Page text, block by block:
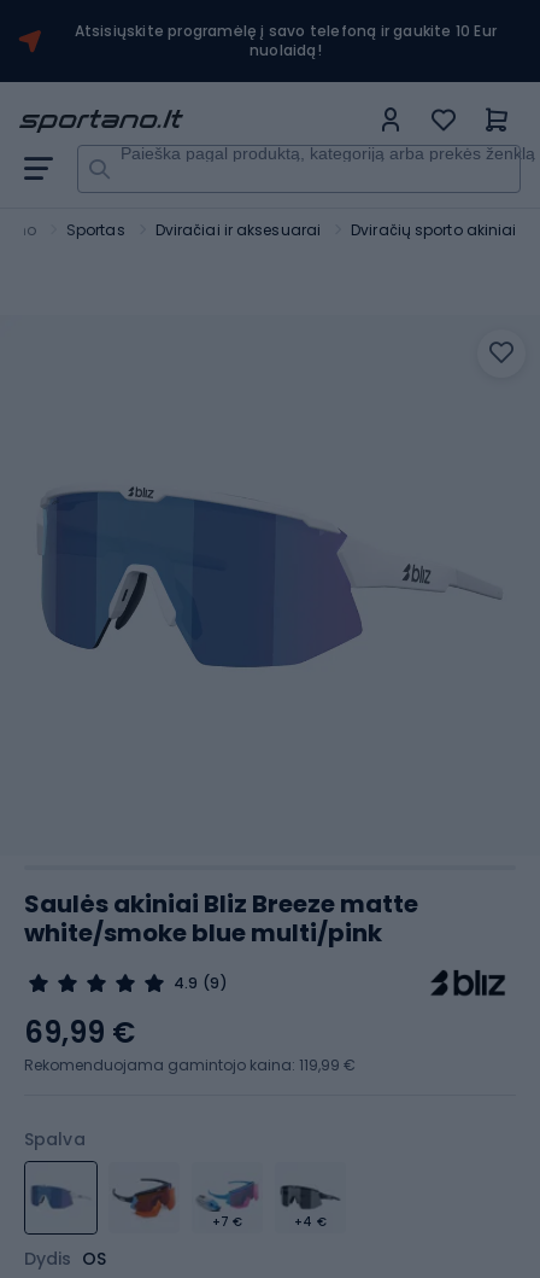
Atsisiųskite programėlę į savo telefoną ir gaukite 10 Eur
nuolaidą!
Paieška pagal produktą, kategoriją arba prekės ženklą
Sportas Dviračiai ir aksesuarai Dviračių sporto akiniai
Saulės akiniai Bliz Breeze matte
white/smoke blue multi/pink
4.9 (9)
Spalva
+7 € +4 €
Dydis OS
69,99 €
Rekomenduojama gamintojo kaina: 119,99 €